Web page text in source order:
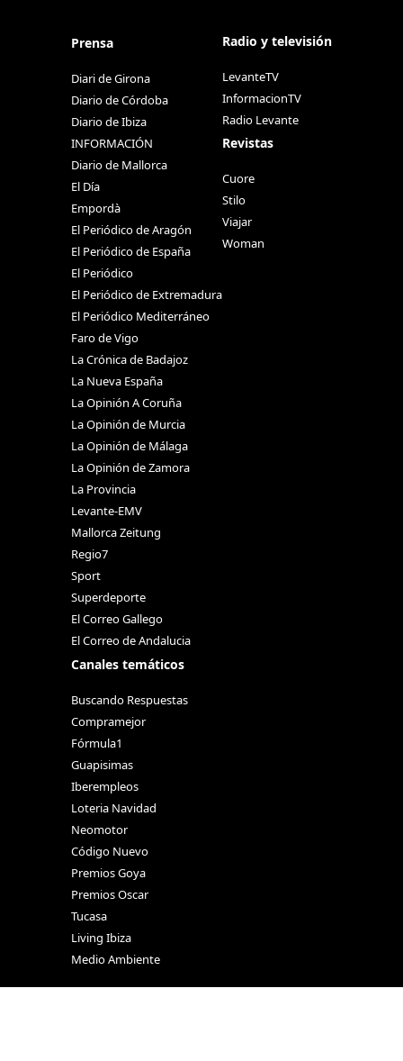
Prensa
Diari de Girona
Diario de Córdoba
Diario de Ibiza
INFORMACIÓN
Diario de Mallorca
El Día
Empordà
El Periódico de Aragón
El Periódico de España
El Periódico
El Periódico de Extremadura
El Periódico Mediterráneo
Faro de Vigo
La Crónica de Badajoz
La Nueva España
La Opinión A Coruña
La Opinión de Murcia
La Opinión de Málaga
La Opinión de Zamora
La Provincia
Levante-EMV
Mallorca Zeitung
Regio7
Sport
Superdeporte
El Correo Gallego
El Correo de Andalucia
Canales temáticos
Buscando Respuestas
Compramejor
Fórmula1
Guapisimas
Iberempleos
Loteria Navidad
Neomotor
Código Nuevo
Premios Goya
Premios Oscar
Tucasa
Living Ibiza
Medio Ambiente
Radio y televisión
LevanteTV
InformacionTV
Radio Levante
Revistas
Cuore
Stilo
Viajar
Woman